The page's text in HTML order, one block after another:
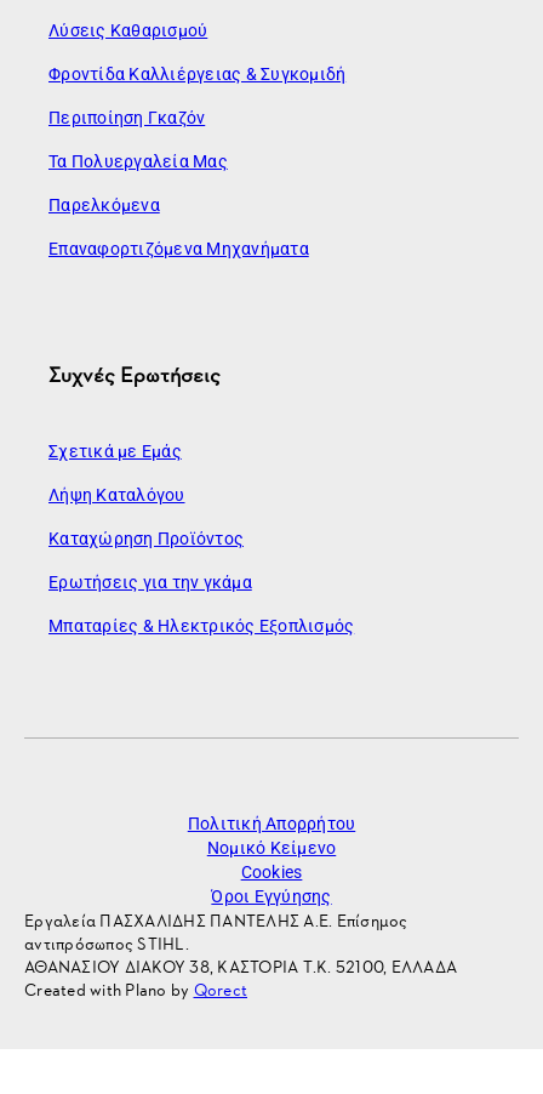
Λύσεις Καθαρισμού
Φροντίδα Καλλιέργειας & Συγκομιδή
Περιποίηση Γκαζόν
Τα Πολυεργαλεία Μας
Παρελκόμενα
Επαναφορτιζόμενα Μηχανήματα
Συχνές Ερωτήσεις
Σχετικά με Εμάς
Λήψη Καταλόγου
Καταχώρηση Προϊόντος
Ερωτήσεις για την γκάμα
Μπαταρίες & Ηλεκτρικός Εξοπλισμός
Πολιτική Απορρήτου
Νομικό Κείμενο
Cookies
Όροι Εγγύησης
Εργαλεία ΠΑΣΧΑΛΙΔΗΣ ΠΑΝΤΕΛΗΣ Α.Ε. Επίσημος
αντιπρόσωπος STIHL.
ΑΘΑΝΑΣΙΟΥ ΔΙΑΚΟΥ 38, ΚΑΣΤΟΡΙΑ Τ.Κ. 52100, ΕΛΛΑΔΑ
Created with Plano by Qorect